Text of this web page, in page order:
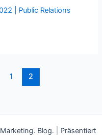
Public Relations
1 2
Blog. | Präsentiert